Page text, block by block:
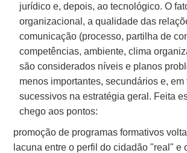
jurídico e, depois, ao tecnológico. O
organizacional, a qualidade das
comunicação (processo, partilha de
competências, ambiente, clima
são considerados níveis e planos
menos importantes, secundários e, em
sucessivos na estratégia geral. Feita
chego aos pontos:
promoção de programas formativos
lacuna entre o perfil do cidadão "real" e